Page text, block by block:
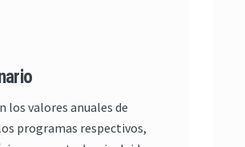
los valores anuales de
programas respectivos,